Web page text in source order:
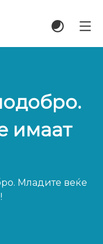
имаат
Младите веќе